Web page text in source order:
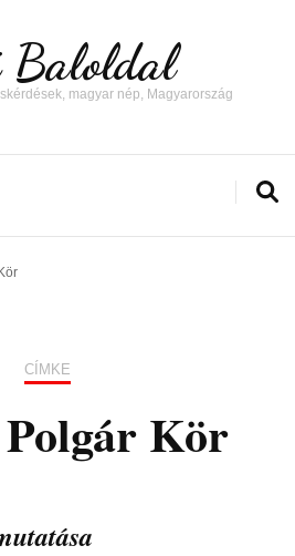
Baloldal
magyar nép, Magyarország
CÍMKE
Kör